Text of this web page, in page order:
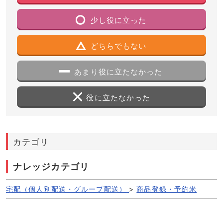
少し役に立った
どちらでもない
あまり役に立たなかった
役に立たなかった
カテゴリ
ナレッジカテゴリ
宅配（個人別配送・グループ配送） > 商品登録・予約米